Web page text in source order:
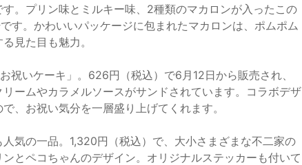
。プリン味とミルキー味、2種類のマカロンが入ったこの
す。かわいいパッケージに包まれたマカロンは、ポムポム
見た目も魅力。
祝いケーキ」。626円（税込）で6月12日から販売され、
ームやカラメルソースがサンドされています。コラボデザ
、お祝い気分を一層盛り上げてくれます。
気の一品。1,320円（税込）で、大小さまざまな不二家の
とペコちゃんのデザイン。オリジナルステッカーも付いて